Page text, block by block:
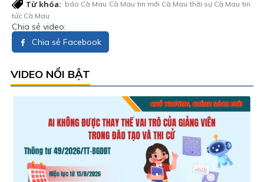
Từ khóa: báo Cà Mau Cà Mau tin mới Cà Mau thời sự Cà Mau tin
tức Cà Mau
Chia sẻ video:
Chia sẻ Facebook
VIDEO NỔI BẬT